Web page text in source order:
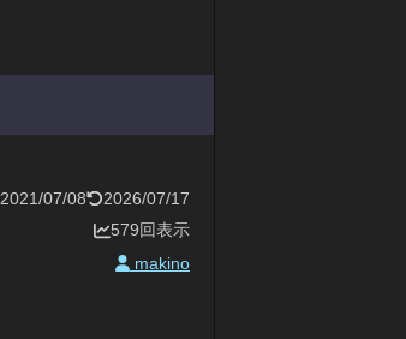
2021/07/08
2026/07/17
579回表示
makino